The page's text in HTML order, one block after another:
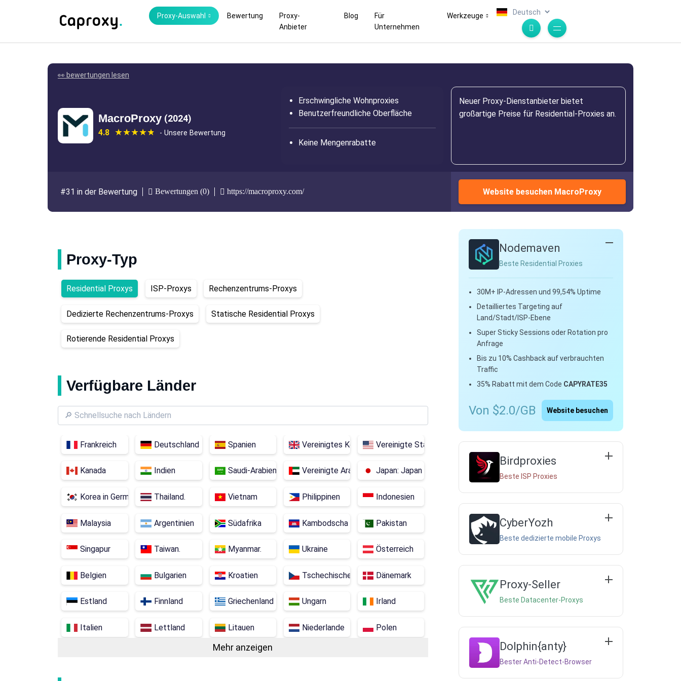
Proxy-Auswahl Bewertung
Proxy-
Anbieter
Blog
Für
Unternehmen
Werkzeuge
👀 bewertungen lesen
MacroProxy (2024)
4.8 - Unsere Bewertung
Erschwingliche Wohnproxies
Benutzerfreundliche Oberfläche
Keine Mengenrabatte
Neuer Proxy-Dienstanbieter bietet
großartige Preise für Residential-Proxies an.
#31 in der Bewertung Bewertungen (0) https://macroproxy.com/ Website besuchen MacroProxy
Proxy-Typ
Residential Proxys ISP-Proxys Rechenzentrums-Proxys
Dedizierte Rechenzentrums-Proxys Statische Residential Proxys
Rotierende Residential Proxys
Verfügbare Länder
Frankreich Deutschland Spanien Vereinigtes KönigreichVereinigte Staaten
Kanada Indien Saudi-Arabien Vereinigte Arabische Emirate
Japan: Japan
Korea in German is "Korea."
Thailand. Vietnam Philippinen Indonesien
Malaysia Argentinien Südafrika Kambodscha Pakistan
Singapur Taiwan. Myanmar. Ukraine Österreich
Belgien Bulgarien Kroatien Tschechische RepublikDänemark
Estland Finnland Griechenland Ungarn Irland
Italien Lettland Litauen Niederlande Polen
Slowakei
Mehr anzeigen
Nodemaven
Beste Residential Proxies
30M+ IP-Adressen und 99,54% Uptime
Detailliertes Targeting auf
Land/Stadt/ISP-Ebene
Super Sticky Sessions oder Rotation pro
Anfrage
Bis zu 10% Cashback auf verbrauchten
Traffic
35% Rabatt mit dem Code CAPYRATE35
Von $2.0/GB Website besuchen
Birdproxies
Beste ISP Proxies
CyberYozh
Beste dedizierte mobile Proxys
Proxy-Seller
Beste Datacenter-Proxys
Dolphin{anty}
Bester Anti-Detect-Browser